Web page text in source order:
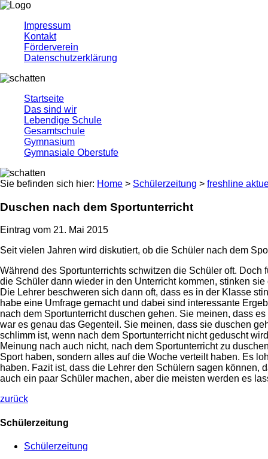
Impressum
Kontakt
Förderverein
Datenschutzerklärung
Startseite
Das sind wir
Lebendige Schule
Gesamtschule
Gymnasium
Gymnasiale Oberstufe
Sie befinden sich hier: Home > Schülerzeitung > freshline
Duschen nach dem Sportunterricht
Eintrag vom 21. Mai 2015
Seit vielen Jahren wird diskutiert, ob die Schüler nach dem
Während des Sportunterrichts schwitzen die Schüler oft.
die Schüler dann wieder in den Unterricht kommen, stinken
Die Lehrer beschweren sich dann oft, dass es in der Klasse
habe eine Umfrage gemacht und dabei sind interessante
nach dem Sportunterricht duschen gehen. Sie meinen, dass
war es genau das Gegenteil. Sie meinen, dass sie duschen
schlimm ist, wenn nach dem Sportunterricht nicht geduscht
Meinung nach auch nicht, nach dem Sportunterricht zu
Sport haben, sondern alles auf die Woche verteilt haben. Es
haben. Fazit ist, dass die Lehrer den Schülern sagen
auch ein paar Schüler machen, aber die meisten werden es
zurück
Schülerzeitung
Schülerzeitung